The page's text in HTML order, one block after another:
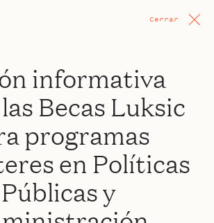
Cerrar
informativa
Becas Luksic
programas
en Políticas
Públicas y